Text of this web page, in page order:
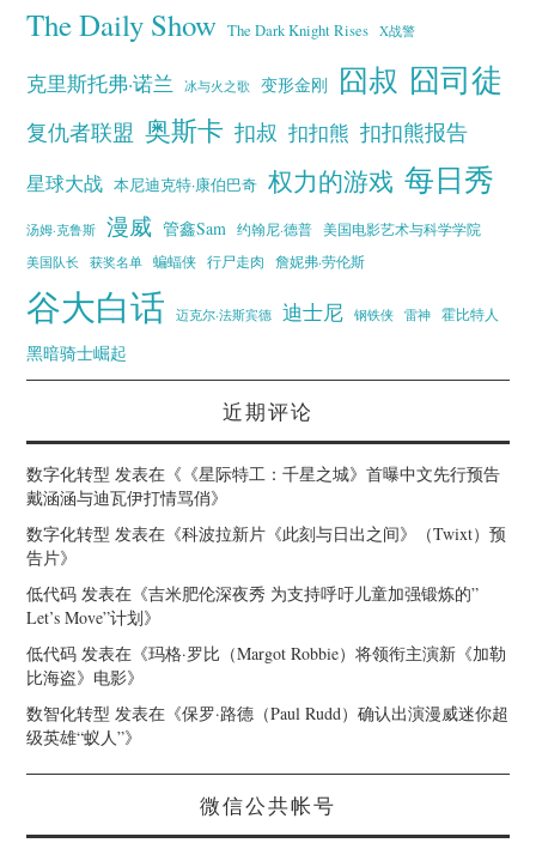
The Daily Show The Dark Knight Rises X战警
克里斯托弗·诺兰 冰与火之歌 变形金刚 囧叔 囧司徒
复仇者联盟 奥斯卡 扣叔 扣扣熊 扣扣熊报告
星球大战 本尼迪克特·康伯巴奇 权力的游戏 每日秀
汤姆·克鲁斯 漫威 管鑫Sam 约翰尼·德普
美国电影艺术与科学学院
美国队长
获奖名单 蝙蝠侠 行尸走肉 詹妮弗·劳伦斯
谷大白话 迈克尔·法斯宾德 迪士尼 钢铁侠 雷神 霍比特人
黑暗骑士崛起
近期评论
数字化转型 发表在《 《星际特工：千星之城》首曝中文先行预告
戴涵涵与迪瓦伊打情骂俏》
数字化转型 发表在《科波拉新片《此刻与日出之间》（Twixt）预
告片》
低代码 发表在《吉米肥伦深夜秀 为支持呼吁儿童加强锻炼的”
Let’s Move”计划》
低代码 发表在《玛格·罗比（Margot Robbie）将领衔主演新《加勒
比海盗》电影》
数智化转型 发表在《保罗·路德（Paul Rudd）确认出演漫威迷你超
级英雄“蚁人”》
微信公共帐号